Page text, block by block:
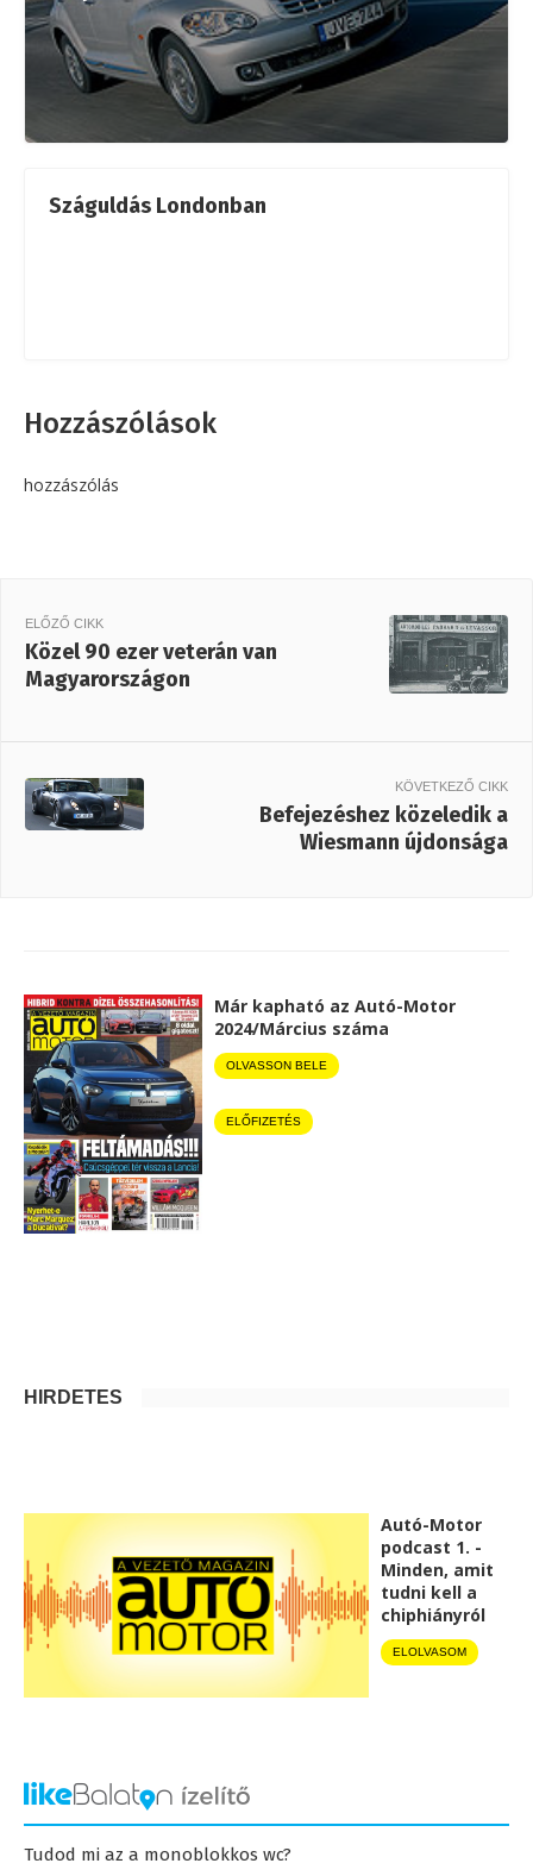
Száguldás Londonban
Hozzászólások
hozzászólás
ELŐZŐ CIKK
Közel 90 ezer veterán van
Magyarországon
KÖVETKEZŐ CIKK
Befejezéshez közeledik a
Wiesmann újdonsága
Már kapható az Autó-Motor
2024/Március száma
OLVASSON BELE
ELŐFIZETÉS
HIRDETÉS
Autó-Motor
podcast 1. -
Minden, amit
tudni kell a
chiphiányról
ELOLVASOM
Tudod mi az a monoblokkos wc?